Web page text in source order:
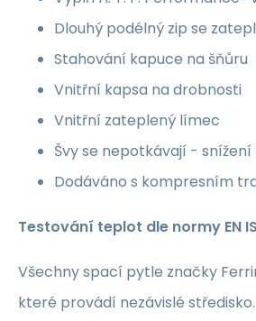
Dlouhý podélný zip se
Stahování kapuce na šňůru
Vnitřní kapsa na drobnosti
Vnitřní zateplený límec
Švy se nepotkávají -
Dodáváno s kompresním
Testování teplot dle normy EN
Všechny spací pytle značky
které provádí nezávislé